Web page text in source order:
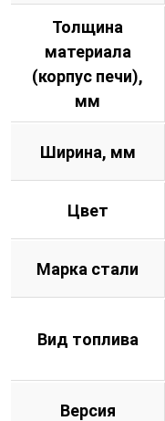
Толщина
материала
(корпус печи),
мм
Ширина, мм
Цвет
Марка стали
Вид топлива
Версия